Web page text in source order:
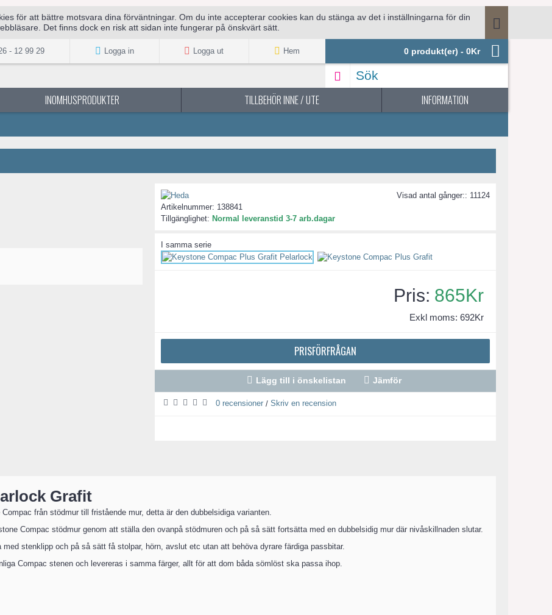
för att bättre motsvara dina förväntningar. Om du inte accepterar cookies kan du stänga av det i inställningarna för din
Det finns dock en risk att sidan inte fungerar på önskvärt sätt.
- 12 99 29 Logga in Logga ut Hem 0 produkt(er) - 0Kr
INOMHUSPRODUKTER TILLBEHÖR INNE / UTE INFORMATION
Visad antal gånger:: 11124
Artikelnummer: 138841
Tillgänglighet: Normal leveranstid 3-7 arb.dagar
I samma serie
865Kr
Exkl moms: 692Kr
PRISFÖRFRÅGAN
Lägg till i önskelistan Jämför
0 recensioner / Skriv en recension
Grafit
från stödmur till fristående mur, detta är den dubbelsidiga varianten.
Compac stödmur genom att ställa den ovanpå stödmuren och på så sätt fortsätta med en dubbelsidig mur där nivåskillnaden slutar.
stenklipp och på så sätt få stolpar, hörn, avslut etc utan att behöva dyrare färdiga passbitar.
Compac stenen och levereras i samma färger, allt för att dom båda sömlöst ska passa ihop.